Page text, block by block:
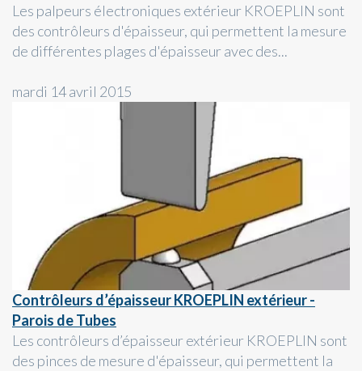
Les palpeurs électroniques extérieur KROEPLIN sont
des contrôleurs d'épaisseur, qui permettent la mesure
de différentes plages d'épaisseur avec des...
mardi 14 avril 2015
Contrôleurs d’épaisseur KROEPLIN extérieur -
Parois de Tubes
Les contrôleurs d’épaisseur extérieur KROEPLIN sont
des pinces de mesure d'épaisseur, qui permettent la